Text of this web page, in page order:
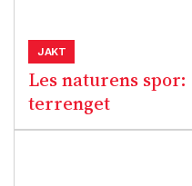
Les naturens
terrenget
JAKT